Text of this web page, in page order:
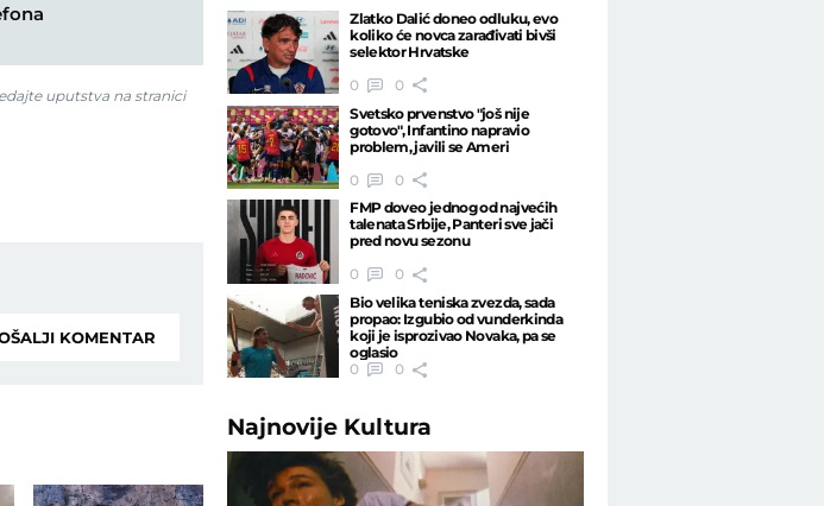
uputstva na stranici
KOMENTAR
Zlatko Dalić doneo odluku, evo
koliko će novca zarađivati bivši
selektor Hrvatske
0
0
Svetsko prvenstvo "još nije
gotovo", Infantino napravio
problem, javili se Ameri
0
0
FMP doveo jednog od najvećih
talenata Srbije, Panteri sve jači
pred novu sezonu
0
0
Bio velika teniska zvezda, sada
propao: Izgubio od vunderkinda
koji je isprozivao Novaka, pa se
oglasio
0
0
Najnovije Kultura